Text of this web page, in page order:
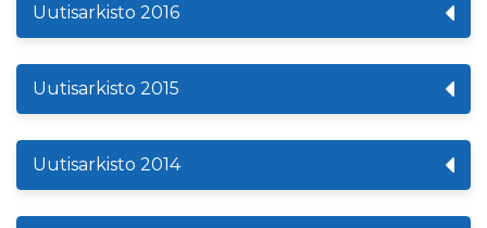
Uutisarkisto 2016
Uutisarkisto 2015
Uutisarkisto 2014